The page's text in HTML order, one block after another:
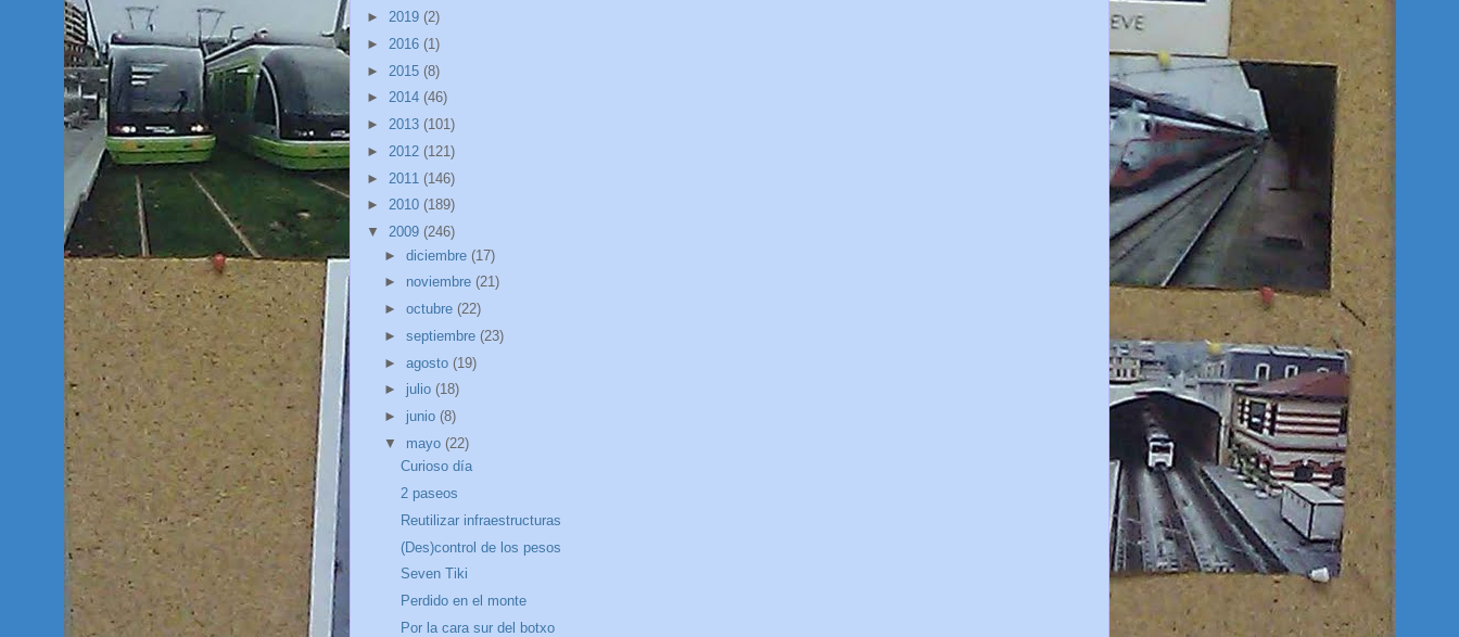
► 2019 (2)
► 2016 (1)
► 2015 (8)
► 2014 (46)
► 2013 (101)
► 2012 (121)
► 2011 (146)
► 2010 (189)
▼ 2009 (246)
► diciembre (17)
► noviembre (21)
► octubre (22)
► septiembre (23)
► agosto (19)
► julio (18)
► junio (8)
▼ mayo (22)
Curioso día
2 paseos
Reutilizar infraestructuras
(Des)control de los pesos
Seven Tiki
Perdido en el monte
Por la cara sur del botxo